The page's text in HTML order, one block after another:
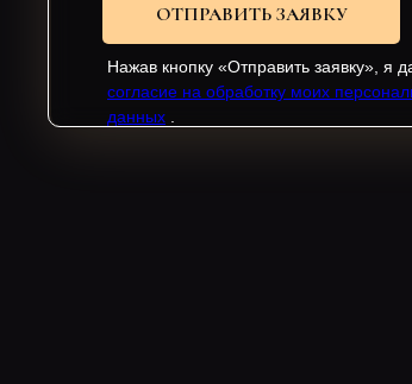
ОТПРАВИТЬ ЗАЯВКУ
Нажав кнопку «Отправить заявку», я
согласие на обработку моих
данных